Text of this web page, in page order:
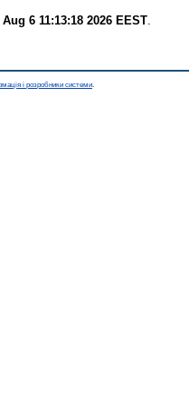
6 11:13:18 2026 EEST
і розробники системи